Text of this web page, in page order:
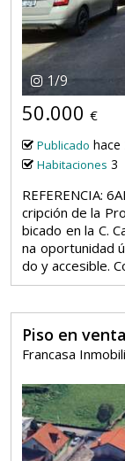
1/9
50.000 €
Publicado hace
Habitaciones 3
REFERENCIA:
cripción de la
bicado en la C.
na oportunidad
do y accesible.
Piso en
Francasa